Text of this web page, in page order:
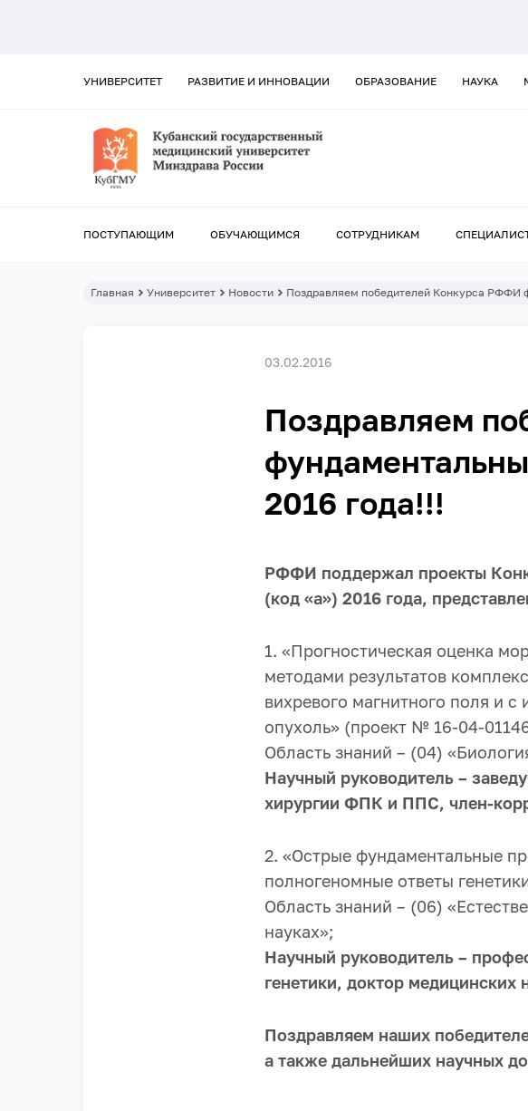
УНИВЕРСИТЕТ РАЗВИТИЕ И ИННОВАЦИИ ОБРАЗОВАНИЕ НАУКА
ПОСТУПАЮЩИМ ОБУЧАЮЩИМСЯ СОТРУДНИКАМ
Главная Университет Новости Поздравляем победителей Конкурса РФФИ
03.02.2016
Поздравляем
2016 года!!!
РФФИ поддержал проекты
(код «а») 2016 года,
1. «Прогностическая оценка
методами результатов
вихревого магнитного поля и
опухоль» (проект № 16-04-
Область знаний – (04)
Научный руководитель –
хирургии ФПК и ППС, член-
2. «Острые фундаментальные
полногеномные ответы
Область знаний – (06)
науках»;
Научный руководитель –
генетики, доктор
Поздравляем наших
а также дальнейших научных